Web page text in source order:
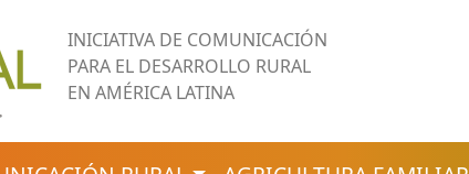
INICIATIVA DE COMUNICACIÓN
PARA EL DESARROLLO RURAL
EN AMÉRICA LATINA